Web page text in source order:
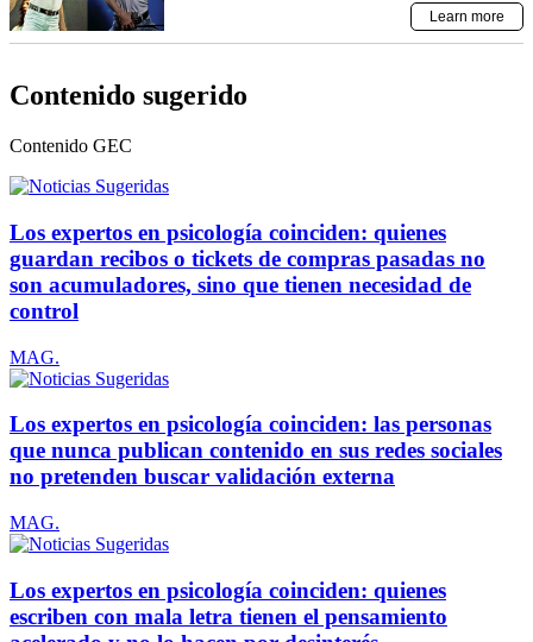
Contenido sugerido
Contenido GEC
Los expertos en psicología coinciden: quienes
guardan recibos o tickets de compras pasadas no
son acumuladores, sino que tienen necesidad de
control
MAG.
Los expertos en psicología coinciden: las personas
que nunca publican contenido en sus redes sociales
no pretenden buscar validación externa
MAG.
Los expertos en psicología coinciden: quienes
escriben con mala letra tienen el pensamiento